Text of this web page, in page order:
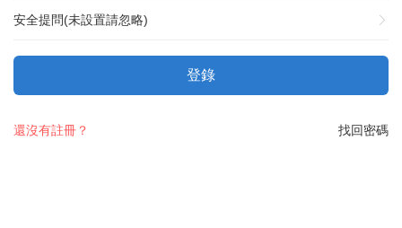
安全提問(未設置請忽略)
登錄
找回密碼
還沒有註冊？